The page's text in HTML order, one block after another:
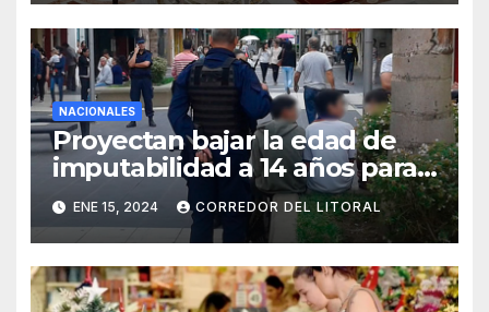
NACIONALES
Proyectan bajar la edad de
imputabilidad a 14 años para
todo tipo de delitos
ENE 15, 2024 CORREDOR DEL LITORAL